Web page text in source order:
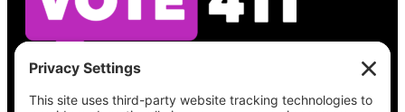
Vea lo que hay en su boleta, encuentre su